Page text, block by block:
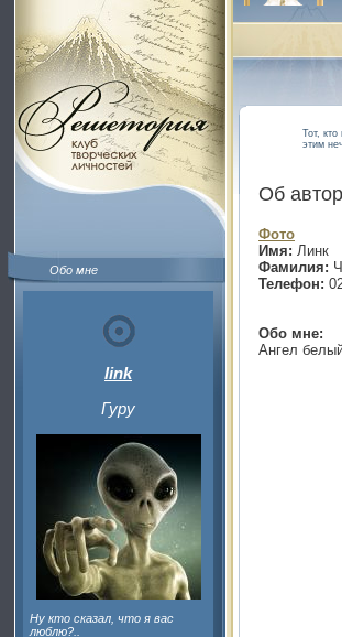
Обо мне
link
Гуру
Ну кто сказал, что я вас
люблю?..
Тот,
этим
Об
Фото
Имя: Линк
Фамилия:
Телефон:
Обо мне:
Ангел